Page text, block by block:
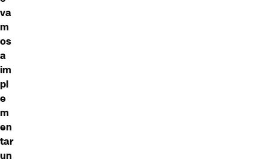
va
m
os
a
im
pl
e
m
en
tar
un